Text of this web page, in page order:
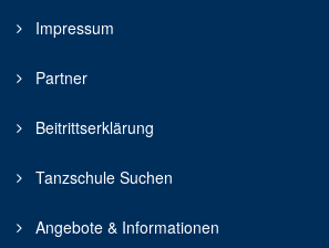
Impressum
Partner
Beitrittserklärung
Tanzschule Suchen
Angebote & Informationen